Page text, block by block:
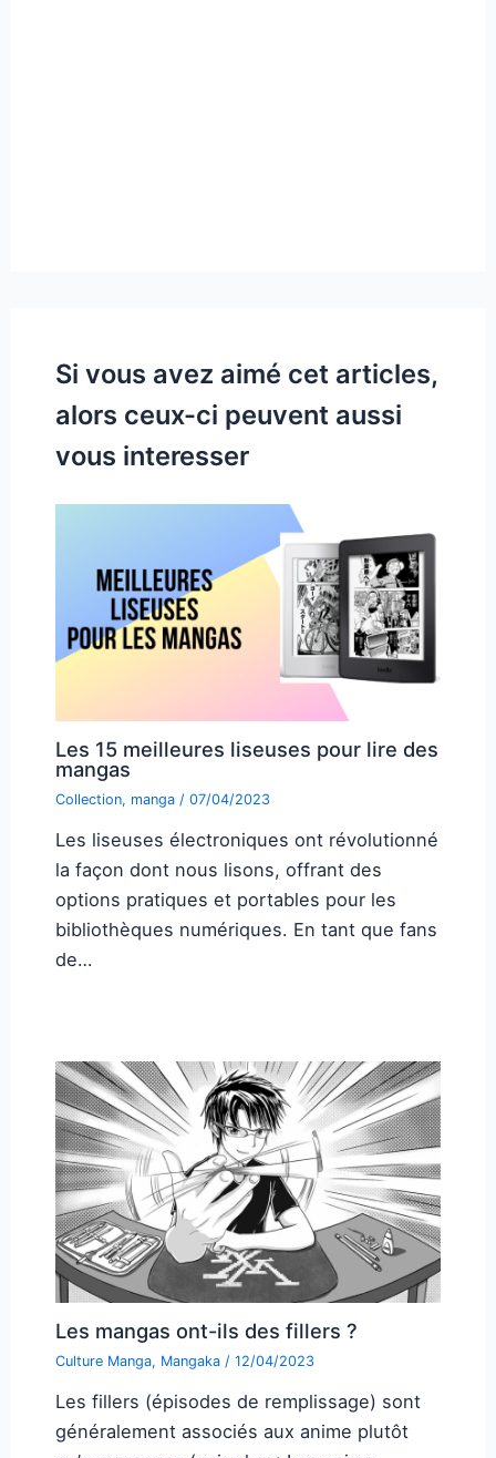
Si vous avez aimé cet articles,
alors ceux-ci peuvent aussi
vous interesser
Les 15 meilleures liseuses pour lire des
mangas
Collection, manga/ 07/04/2023
Les liseuses électroniques ont révolutionné
la façon dont nous lisons, offrant des
options pratiques et portables pour les
bibliothèques numériques. En tant que fans
de…
Les mangas ont-ils des fillers ?
Culture Manga, Mangaka/ 12/04/2023
Les fillers (épisodes de remplissage) sont
généralement associés aux anime plutôt